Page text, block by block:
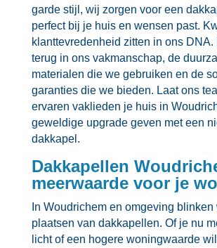
garde stijl, wij zorgen voor een
perfect bij je huis en wensen past.​
klanttevredenheid zitten in ons DNA.​
terug in ons vakmanschap, de
materialen die we gebruiken en de
garanties die we bieden.​ Laat ons
ervaren vaklieden je huis in
geweldige upgrade geven met een
dakkapel.​
Dakkapellen
meerwaarde voor je
In Woudrichem en omgeving
plaatsen van dakkapellen.​ Of je nu
licht of een hogere woningwaarde